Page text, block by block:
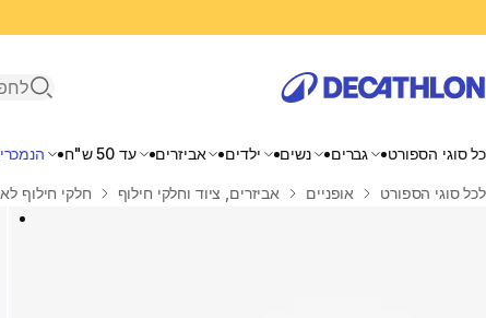
פתיחת
כל סוגי הספורט גברים נשים ילדים אביזרים עד 50 ש"ח
בית
לכל סוגי הספורט אופניים אביזרים, ציוד וחלקי חילוף חלקי חילוף